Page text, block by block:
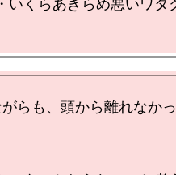
いくらあきらめ悪いワタ
がらも、頭から離れなか